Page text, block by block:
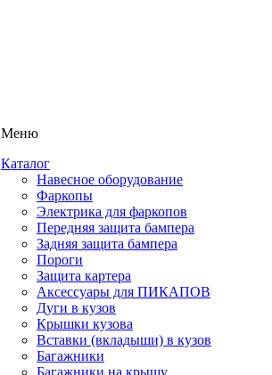
Меню
Каталог
Навесное оборудование
Фаркопы
Электрика для фаркопов
Передняя защита бампера
Задняя защита бампера
Пороги
Защита картера
Аксессуары для ПИКАПОВ
Дуги в кузов
Крышки кузова
Вставки (вкладыши) в кузов
Багажники
Багажники на крышу